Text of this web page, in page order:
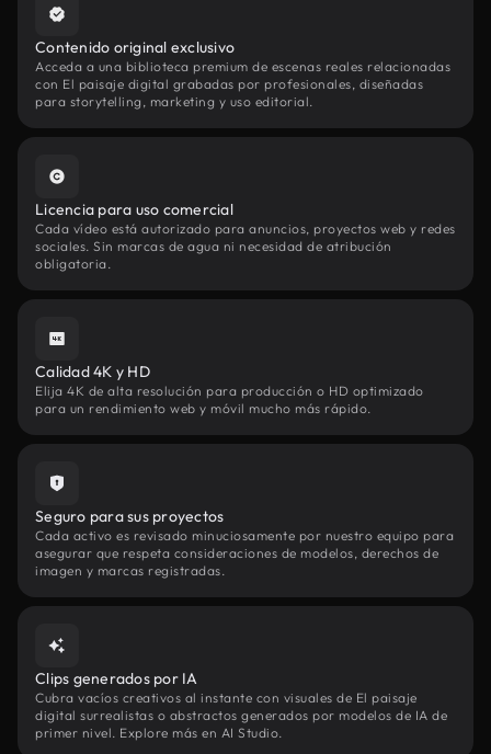
Contenido original exclusivo
Acceda a una biblioteca premium de escenas reales relacionadas
con El paisaje digital grabadas por profesionales, diseñadas
para storytelling, marketing y uso editorial.
Licencia para uso comercial
Cada vídeo está autorizado para anuncios, proyectos web y redes
sociales. Sin marcas de agua ni necesidad de atribución
obligatoria.
Calidad 4K y HD
Elija 4K de alta resolución para producción o HD optimizado
para un rendimiento web y móvil mucho más rápido.
Seguro para sus proyectos
Cada activo es revisado minuciosamente por nuestro equipo para
asegurar que respeta consideraciones de modelos, derechos de
imagen y marcas registradas.
Clips generados por IA
Cubra vacíos creativos al instante con visuales de El paisaje
digital surrealistas o abstractos generados por modelos de IA de
primer nivel. Explore más en AI Studio.